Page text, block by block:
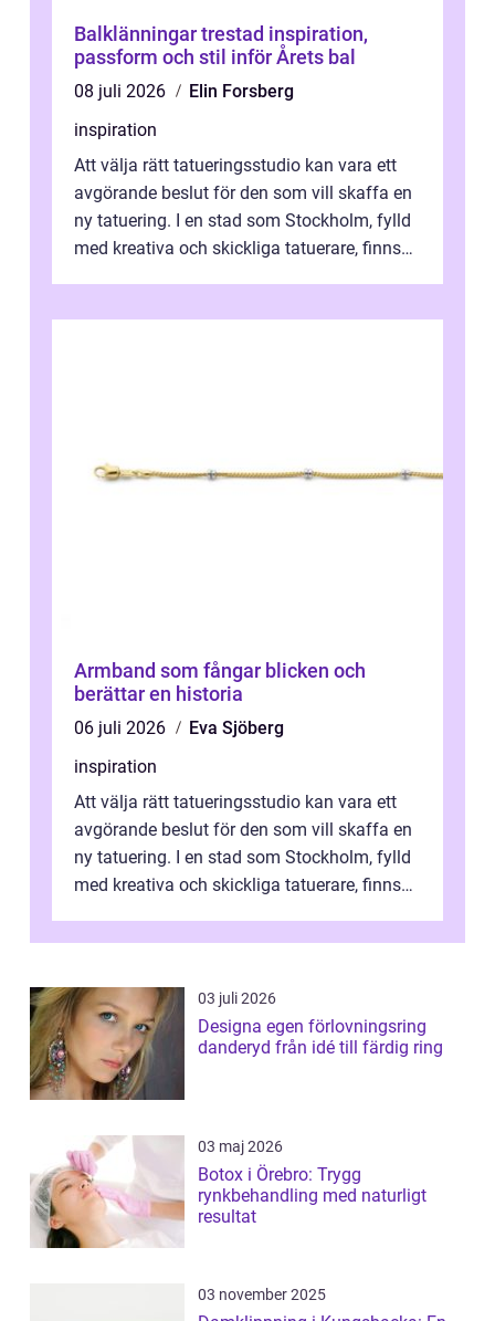
Balklänningar trestad inspiration,
passform och stil inför Årets bal
08 juli 2026
Elin Forsberg
inspiration
Att välja rätt tatueringsstudio kan vara ett
avgörande beslut för den som vill skaffa en
ny tatuering. I en stad som Stockholm, fylld
med kreativa och skickliga tatuerare, finns
Armband som fångar blicken och
berättar en historia
06 juli 2026
Eva Sjöberg
inspiration
Att välja rätt tatueringsstudio kan vara ett
avgörande beslut för den som vill skaffa en
ny tatuering. I en stad som Stockholm, fylld
med kreativa och skickliga tatuerare, finns
03 juli 2026
Designa egen förlovningsring
danderyd från idé till färdig ring
03 maj 2026
Botox i Örebro: Trygg
rynkbehandling med naturligt
resultat
03 november 2025